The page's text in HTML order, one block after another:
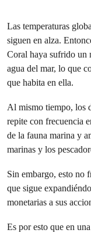
Las temperaturas
siguen en alza.
Coral haya sufrido un
agua del mar, lo que
que habita en ella.
Al mismo tiempo, los
repite con frecuencia
de la fauna marina y
marinas y los
Sin embargo, esto no
que sigue
monetarias a sus
Es por esto que en